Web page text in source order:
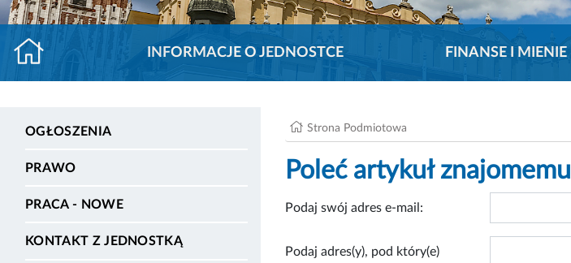
INFORMACJE O JEDNOSTCE FINANSE I MIENIE
OGŁOSZENIA
PRAWO
PRACA - NOWE
KONTAKT Z JEDNOSTKĄ
Strona Podmiotowa
Poleć artykuł znajomemu
Podaj swój adres e-mail:
Podaj adres(y), pod który(e)